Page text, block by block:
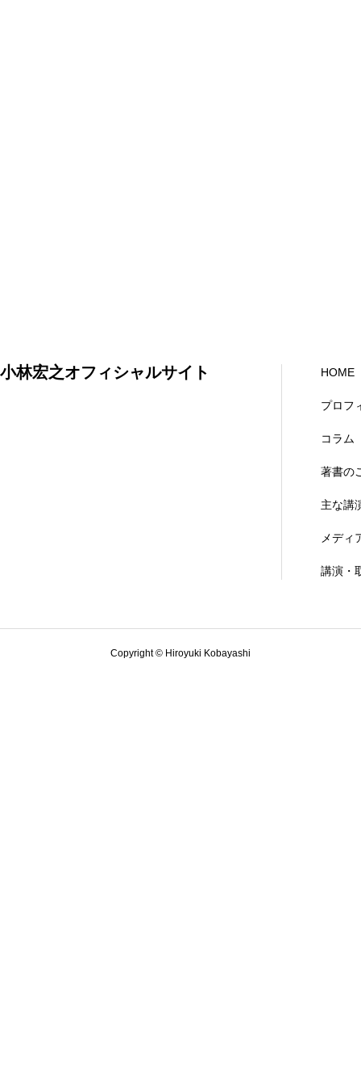
小林宏之オフィシャルサイト HOME
プロフ
コラム
著書の
主な講
メディ
講演・
Copyright © Hiroyuki Kobayashi